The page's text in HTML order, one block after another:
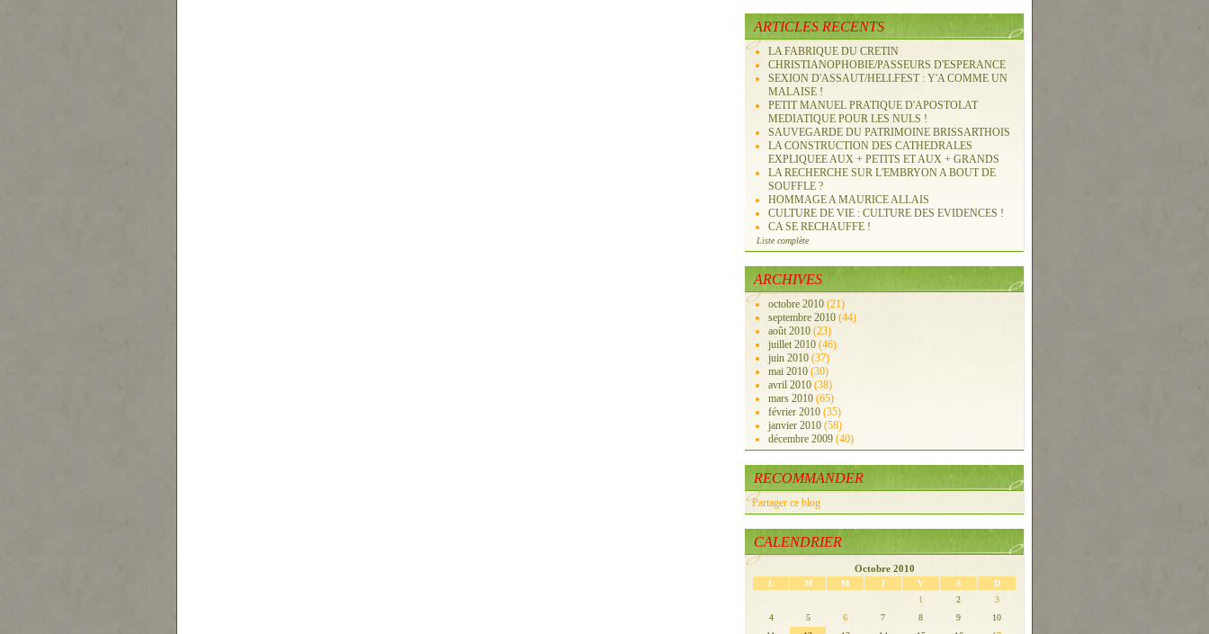
ARTICLES RECENTS
LA FABRIQUE DU CRETIN
CHRISTIANOPHOBIE/PASSEURS D'ESPERANCE
SEXION D'ASSAUT/HELLFEST : Y'A COMME UN
MALAISE !
PETIT MANUEL PRATIQUE D'APOSTOLAT
MEDIATIQUE POUR LES NULS !
SAUVEGARDE DU PATRIMOINE BRISSARTHOIS
LA CONSTRUCTION DES CATHEDRALES
EXPLIQUEE AUX + PETITS ET AUX + GRANDS
LA RECHERCHE SUR L'EMBRYON A BOUT DE
SOUFFLE ?
HOMMAGE A MAURICE ALLAIS
CULTURE DE VIE : CULTURE DES EVIDENCES !
CA SE RECHAUFFE !
Liste complète
ARCHIVES
octobre 2010 (21)
septembre 2010 (44)
août 2010 (23)
juillet 2010 (46)
juin 2010 (37)
mai 2010 (30)
avril 2010 (38)
mars 2010 (65)
février 2010 (35)
janvier 2010 (58)
décembre 2009 (40)
RECOMMANDER
Partager ce blog
CALENDRIER
Octobre 2010
L M M J V S
D
1
2
3
4
5 6 7 8 9
10